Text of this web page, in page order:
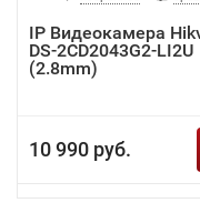
IP Видеокамера
DS-2CD2043G2-LI2U
(2.8mm)
10 990 руб.